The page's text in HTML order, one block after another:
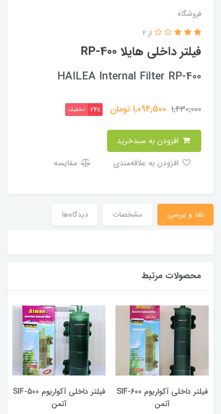
فروشگاه
فیلتر داخلی هایلا RP-400
از 2
HAILEA Internal Filter RP-400
1,430,000
1,094,500تومان 24٪ تخفیف
مقایسه
نقد و بررسی مشخصات دیدگاه‌ها
محصولات مرتبط
فیلتر داخلی آکواریوم SIF-600
آتمن
فیلتر داخلی آکواریوم SIF-500
آتمن